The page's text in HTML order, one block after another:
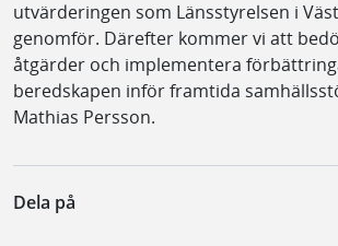
utvärderingen som Länsstyrelsen i
genomför. Därefter kommer vi att
åtgärder och implementera
beredskapen inför framtida
Mathias Persson.
Dela på